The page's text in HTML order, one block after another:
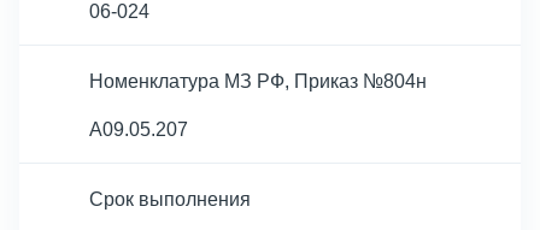
06-024
Номенклатура МЗ РФ, Приказ №804н
A09.05.207
Срок выполнения